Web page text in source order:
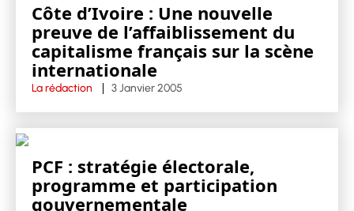
Côte d’Ivoire : Une nouvelle
preuve de l’affaiblissement du
capitalisme français sur la scène
internationale
La rédaction 3 Janvier 2005
PCF : stratégie électorale,
programme et participation
gouvernementale